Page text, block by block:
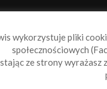
nie
wykorzystuje pliki
społecznościowych
ze strony wyrażasz